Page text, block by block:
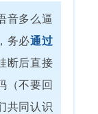
音多么逼
务必通过
断后直接
（不要回
共同认识